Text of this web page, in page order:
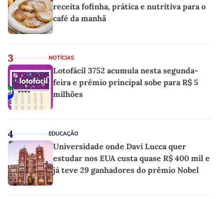
receita fofinha, prática e nutritiva para o
café da manhã
3 NOTÍCIAS
Lotofácil 3752 acumula nesta segunda-
feira e prêmio principal sobe para R$ 5
milhões
4 EDUCAÇÃO
Universidade onde Davi Lucca quer
estudar nos EUA custa quase R$ 400 mil e
já teve 29 ganhadores do prêmio Nobel